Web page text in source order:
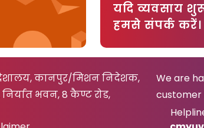
यदि व्यवसाय
हमसे संपर्क करें।
कानपुर/मिशन निदेशक,
भवन, 8 कैण्ट रोड,
We are
customer